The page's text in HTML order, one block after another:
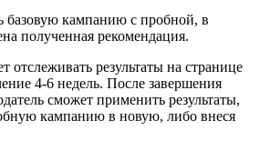
базовую кампанию с пробной, в
полученная рекомендация.
отслеживать результаты на странице
4-6 недель. После завершения
сможет применить результаты,
кампанию в новую, либо внеся